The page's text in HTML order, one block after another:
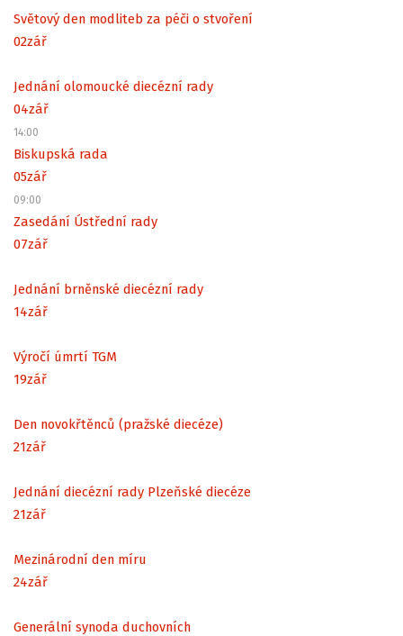
Světový den modliteb za péči o stvoření
02zář
Jednání olomoucké diecézní rady
04zář
14:00
Biskupská rada
05zář
09:00
Zasedání Ústřední rady
07zář
Jednání brněnské diecézní rady
14zář
Výročí úmrtí TGM
19zář
Den novokřtěnců (pražské diecéze)
21zář
Jednání diecézní rady Plzeňské diecéze
21zář
Mezinárodní den míru
24zář
Generální synoda duchovních